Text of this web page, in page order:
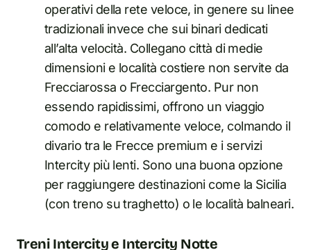
operativi della rete veloce, in genere su linee
tradizionali invece che sui binari dedicati
all’alta velocità. Collegano città di medie
dimensioni e località costiere non servite da
Frecciarossa o Frecciargento. Pur non
essendo rapidissimi, offrono un viaggio
comodo e relativamente veloce, colmando il
divario tra le Frecce premium e i servizi
Intercity più lenti. Sono una buona opzione
per raggiungere destinazioni come la Sicilia
(con treno su traghetto) o le località balneari.
Treni Intercity e Intercity Notte